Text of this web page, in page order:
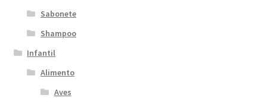
Sabonete
Shampoo
Infantil
Alimento
Aves